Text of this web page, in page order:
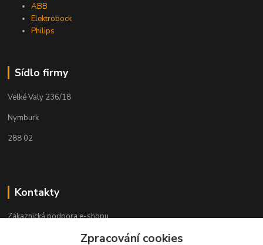
ABB
Elektrobock
Philips
Sídlo firmy
Velké Valy 236/18
Nymburk
288 02
Kontakty
Zákaznická podpora e-shopu
Zpracování cookies